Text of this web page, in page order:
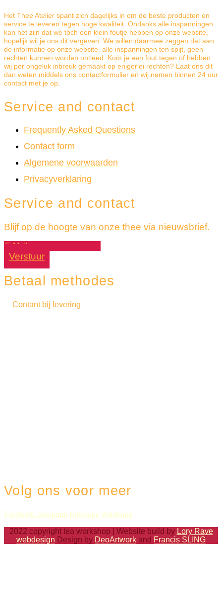
Het Thee Atelier spant zich dagelijks in om de beste producten en
service te leveren tegen hoge kwaliteit. Ondanks alle inspanningen
kan het zijn dat we tóch een klein foutje hebben op onze website,
hopelijk wil je ons dit vergeven. We willen daarmee zeggen dat aan
de informatie op onze website, alle inspanningen ten spijt, geen
rechten kunnen worden ontleed. Kom je een fout tegen of hebben
wij per ongeluk inbreuk gemaakt op enigerlei rechten? Laat ons dit
dan weten middels ons contactformulier en wij nemen binnen 24 uur
contact met je op.
Service and contact
Frequently Asked Questions
Contact form
Algemene voorwaarden
Privacyverklaring
Service and contact
Blijf op de hoogte van onze thee via nieuwsbrief.
Verstuur
Betaal methodes
Contant bij levering
Volg ons voor meer
Facebook Instagram Envelope Whatsapp
2022 copyright tea workshop | Website build by Lory Rave
webdesign Design by DeoArtwork and Francis SLING